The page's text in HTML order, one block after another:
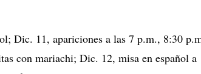
Dic. 11, apariciones a las 7 p.m., 8:30
con mariachi; Dic. 12, misa en español a